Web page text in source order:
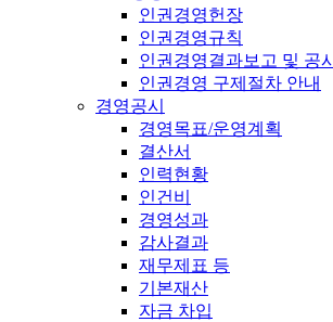
인권경영헌장
인권경영규칙
인권경영결과보고 및 공시
인권경영 구제절차 안내
경영공시
경영목표/운영계획
결산서
인력현황
인건비
경영성과
감사결과
재무제표 등
기본재산
자금 차입